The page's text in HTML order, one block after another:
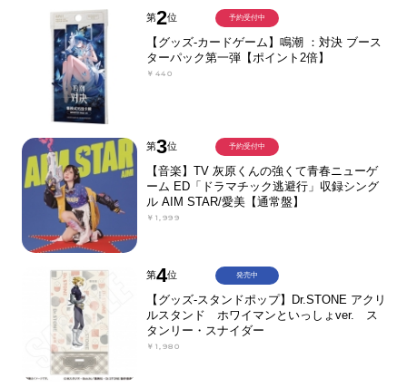
第2位
【グッズ-カードゲーム】鳴潮 ：対決 ブース
ターパック第一弾【ポイント2倍】
￥440
予約受付中
第3位
【音楽】TV 灰原くんの強くて青春ニューゲ
ーム ED「ドラマチック逃避行」収録シング
ル AIM STAR/愛美【通常盤】
￥1,999
予約受付中
第4位
【グッズ-スタンドポップ】Dr.STONE アクリ
ルスタンド ホワイマンといっしょver. ス
タンリー・スナイダー
￥1,980
発売中